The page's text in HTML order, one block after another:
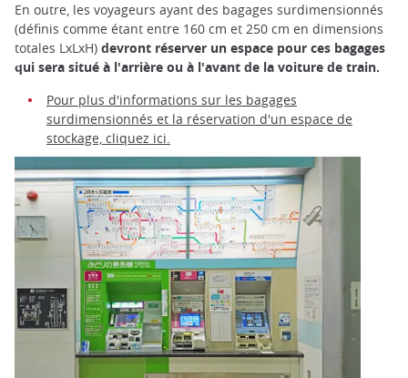
En outre, les voyageurs ayant des bagages surdimensionnés
(définis comme étant entre 160 cm et 250 cm en dimensions
totales LxLxH) devront réserver un espace pour ces bagages
qui sera situé à l'arrière ou à l'avant de la voiture de train.
Pour plus d'informations sur les bagages
surdimensionnés et la réservation d'un espace de
stockage, cliquez ici